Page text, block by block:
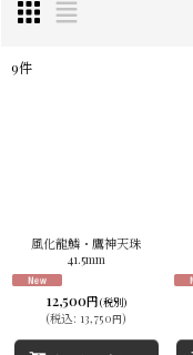
9件
風化龍鱗・鷹神天珠
41.5mm
12,500円(税別)
(税込: 13,750円)